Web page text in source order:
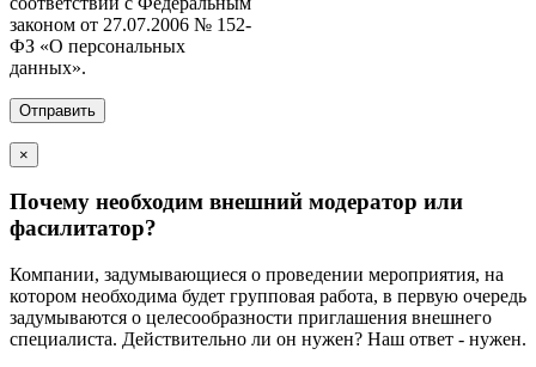
законом от 27.07.2006 № 152-
ФЗ «О персональных
данных».
×
Почему необходим внешний модератор или
фасилитатор?
Компании, задумывающиеся о проведении мероприятия, на
котором необходима будет групповая работа, в первую очередь
задумываются о целесообразности приглашения внешнего
специалиста. Действительно ли он нужен? Наш ответ - нужен.